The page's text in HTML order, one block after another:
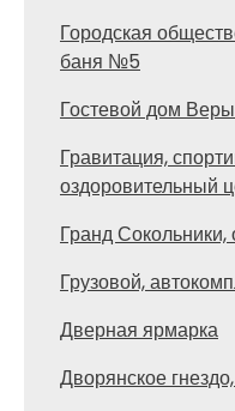
Городская
баня №5
Гостевой дом
Гравитация,
оздоровительный
Гранд Сокольники,
Грузовой,
Дверная ярмарка
Дворянское